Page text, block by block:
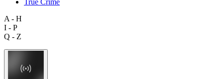
A - H
I - P
Q - Z